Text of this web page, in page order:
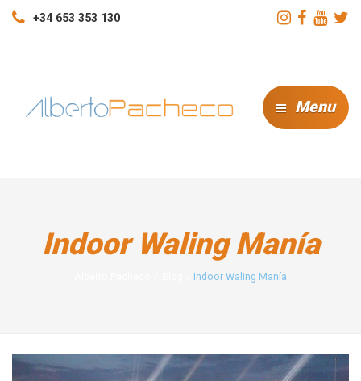
+34 653 353 130
Menu
Indoor Waling Manía
Indoor Waling Manía